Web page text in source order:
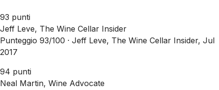
93 punti
Jeff Leve, The Wine Cellar Insider
Punteggio 93/100 · Jeff Leve, The Wine Cellar Insider, Jul
2017
94 punti
Neal Martin, Wine Advocate